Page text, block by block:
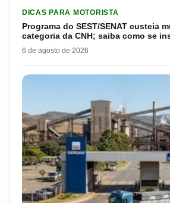
DICAS PARA MOTORISTA
Programa do SEST/SENAT custeia
categoria da CNH; saiba como se
6 de agosto de 2026